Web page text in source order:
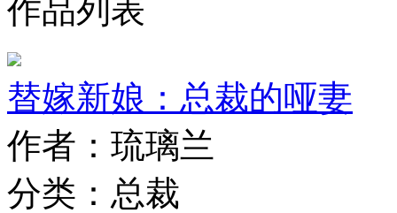
作品列表
替嫁新娘：总裁的哑妻
作者：琉璃兰
分类：总裁